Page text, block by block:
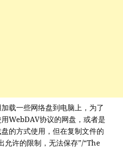
载一些网络盘到电脑上，为了
WebDAV协议的网盘，或者是
的方式使用，但在复制文件的
允许的限制，无法保存”/“The